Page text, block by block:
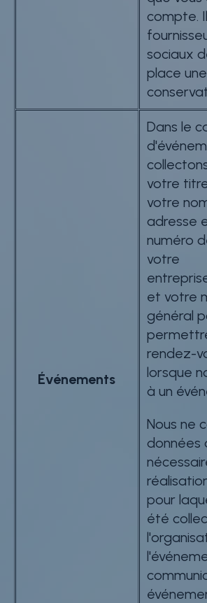
compte.
sociaux
place
Événements
Dans le
votre
votre
adresse
numéro
votre
et votre
général
rendez-
lorsque
à un
Nous ne
données
pour
été